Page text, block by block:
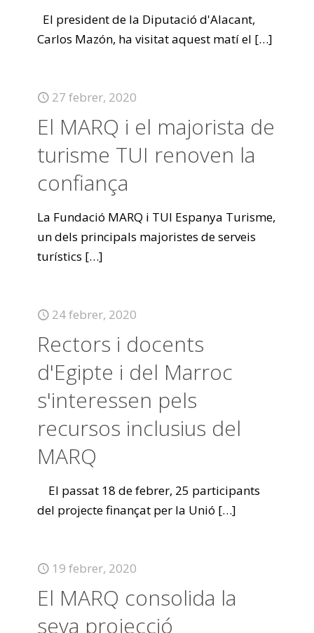
El president de la Diputació d'Alacant,
Carlos Mazón, ha visitat aquest matí el […]
27 febrer, 2020
El MARQ i el majorista de
turisme TUI renoven la
confiança
La Fundació MARQ i TUI Espanya Turisme,
un dels principals majoristes de serveis
turístics […]
24 febrer, 2020
Rectors i docents
d'Egipte i del Marroc
s'interessen pels
recursos inclusius del
MARQ
El passat 18 de febrer, 25 participants
del projecte finançat per la Unió […]
19 febrer, 2020
El MARQ consolida la
seva projecció